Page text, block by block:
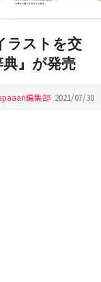
ラストを交
』が発売
編集部 2021/07/30